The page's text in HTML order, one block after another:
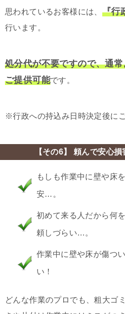
思われているお客様には、 『行
行います。
処分代が不要ですので、通
ご提供可能です。
※行政への持込み日時決定後に
【その6】 頼んで安心損
もしも作業中に壁や床
安…。
初めて来る人だから何
頼しづらい…。
作業中に壁や床が傷つ
い！
どんな作業のプロでも、粗大ゴ